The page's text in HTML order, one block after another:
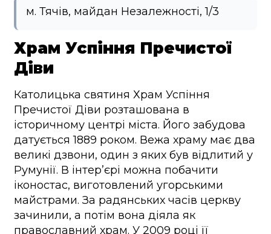
м. Тячів, майдан Незалежності, 1/3
Храм Успіння Пречистої
Діви
Католицька святиня Храм Успіння
Пречистої Діви розташована в
історичному центрі міста. Його забудова
датується 1889 роком. Вежа храму має два
великі дзвони, один з яких був відлитий у
Румунії. В інтер’єрі можна побачити
іконостас, виготовлений угорськими
майстрами. За радянських часів церкву
зачинили, а потім вона діяла як
православний храм. У 2009 році її